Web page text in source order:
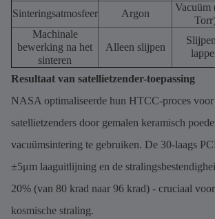
Sinteringsatmosfeer
Argon
Vacuüm
Machinale
bewerking na het
sinteren
Alleen slijpen
Resultaat van satellietzender-toepassing
NASA optimaliseerde hun HTCC-proces
satellietzenders door gemalen keramisch
vacuümsintering te gebruiken. De 30-laags
±5μm laaguitlijning en de
20% (van 80 krad naar 96 krad) - cruciaal
kosmische straling.